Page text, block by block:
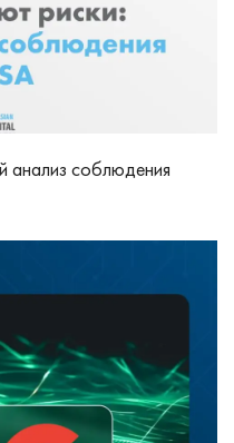
анализ соблюдения